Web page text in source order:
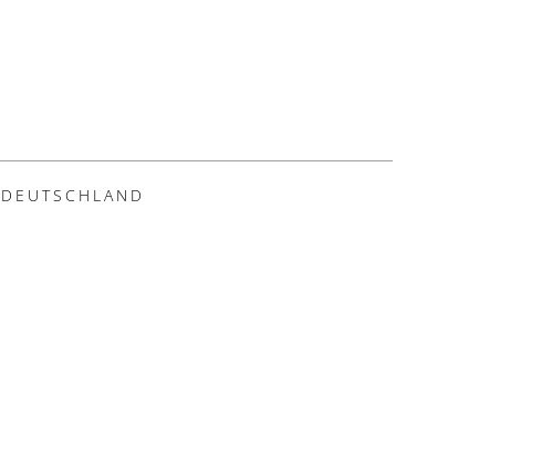
DEUTSCHLAND